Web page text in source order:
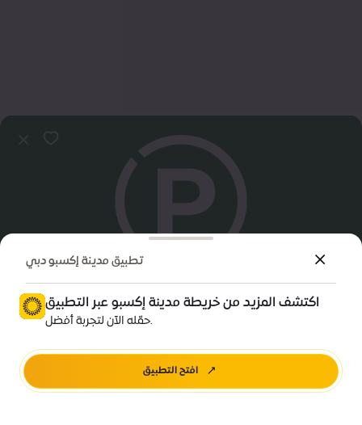
معلومات تهمك
تطبيق مدينة إكسبو دبي
اكتشف المزيد من خريطة مدينة إكسبو عبر التطبيق
حمّله الآن لتجربة أفضل.
افتح التطبيق